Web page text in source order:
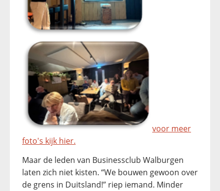
voor meer
foto's kijk hier.
Maar de leden van Businessclub Walburgen
laten zich niet kisten. “We bouwen gewoon over
de grens in Duitsland!” riep iemand. Minder